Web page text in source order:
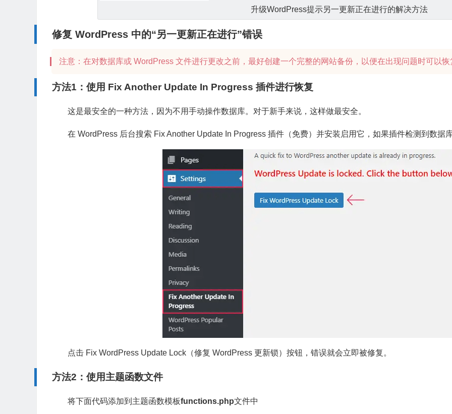
升级WordPress提示另一更新正在进行的解决方法
修复 WordPress 中的“另一更新正在进行”错误
注意：在对数据库或 WordPress 文件进行更改之前，最好创建一个完整的网站备份，以便在出现问题时可以恢
方法1：使用 Fix Another Update In Progress 插件进行恢复
这是最安全的一种方法，因为不用手动操作数据库。对于新手来说，这样做最安全。
在 WordPress 后台搜索 Fix Another Update In Progress 插件（免费）并安装启用它，如果插件检测到数据
点击 Fix WordPress Update Lock（修复 WordPress 更新锁）按钮，错误就会立即被修复。
方法2：使用主题函数文件
将下面代码添加到主题函数模板functions.php文件中